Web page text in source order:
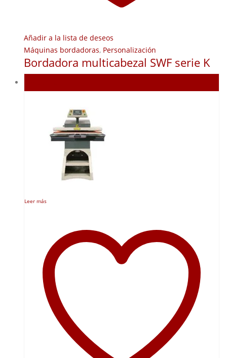
Añadir a la lista de deseos
Máquinas bordadoras, Personalización
Bordadora multicabezal SWF serie K
Leer más